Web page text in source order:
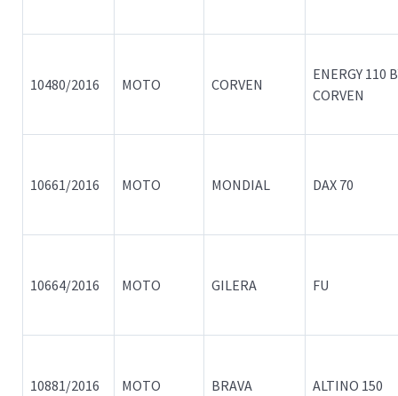
10480/2016 MOTO CORVEN
ENERGY 110
CORVEN
10661/2016 MOTO MONDIAL DAX 70
10664/2016 MOTO GILERA FU
10881/2016 MOTO BRAVA ALTINO 150